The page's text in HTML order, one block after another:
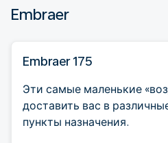
Embraer
Embraer 175
Эти самые маленькие
доставить вас в
пункты назначения.